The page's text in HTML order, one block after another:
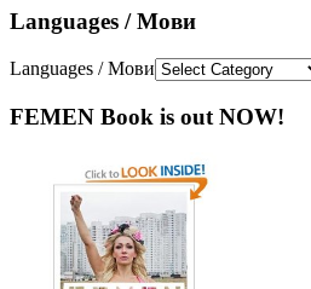
Languages / Мови
Languages / Мови
FEMEN Book is out NOW!